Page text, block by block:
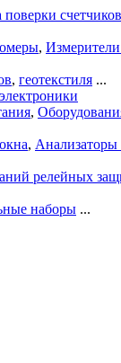
поверки
,
, геотекстиля ...
,
, Анализаторы
релейных
наборы ...